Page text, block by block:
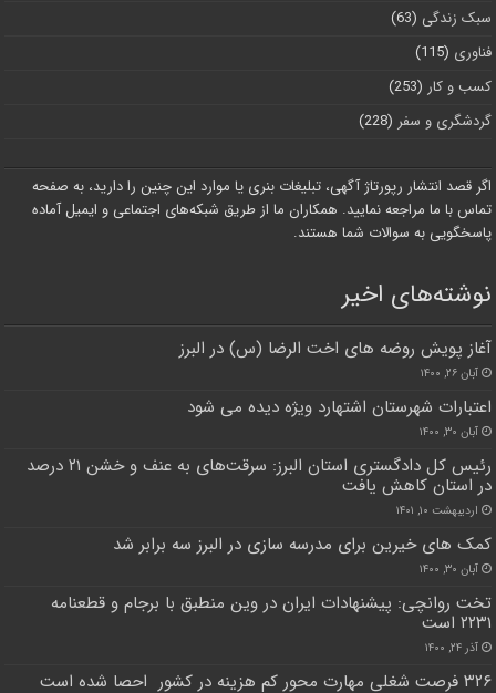
سبک زندگی (63)
فناوری (115)
کسب و کار (253)
گردشگری و سفر (228)
اگر قصد انتشار رپورتاژ آگهی، تبلیغات بنری یا موارد این چنین را دارید، به صفحه
تماس با ما مراجعه نمایید. همکاران ما از طریق شبکه‌های اجتماعی و ایمیل آماده
پاسخگویی به سوالات شما هستند.
نوشته‌های اخیر
آغاز پویش روضه های اخت الرضا (س) در البرز
آبان ۲۶, ۱۴۰۰
اعتبارات شهرستان اشتهارد ویژه دیده می شود
آبان ۳۰, ۱۴۰۰
رئیس کل دادگستری استان البرز: سرقت‌های به عنف و خشن ۲۱ درصد
در استان کاهش یافت
اردیبهشت ۱۰, ۱۴۰۱
کمک های خیرین برای مدرسه سازی در البرز سه برابر شد
آبان ۳۰, ۱۴۰۰
تخت روانچی: پیشنهادات ایران در وین منطبق با برجام و قطعنامه
۲۲۳۱ است
آذر ۲۴, ۱۴۰۰
۳۲۶ فرصت شغلی مهارت محور کم هزینه در کشور احصا شده است